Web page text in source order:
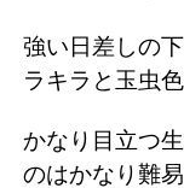
強い日差しの
ラキラと玉虫
かなり目立つ
のはかなり難